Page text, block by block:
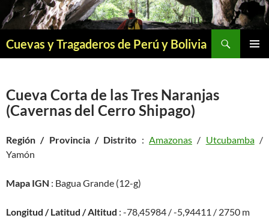
Saltar
al
Cuevas y Tragaderos de Perú y Bolivia
Cueva Corta de las Tres Naranjas
(Cavernas del Cerro Shipago)
Región / Provincia / Distrito :Amazonas / Utcubamba/
Yamón
Mapa IGN : Bagua Grande (12-g)
Longitud / Latitud / Altitud : -78,45984 / -5,94411 / 2750 m